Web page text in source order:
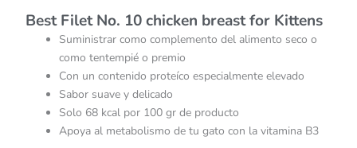
Best Filet No. 10 chicken breast for Kittens
Suministrar como complemento del alimento seco o
como tentempié o premio
Con un contenido proteíco especialmente elevado
Sabor suave y delicado
Solo 68 kcal por 100 gr de producto
Apoya al metabolismo de tu gato con la vitamina B3